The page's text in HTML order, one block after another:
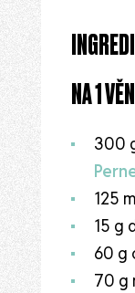
NA 1
300
125
15 g
60 g
70 g